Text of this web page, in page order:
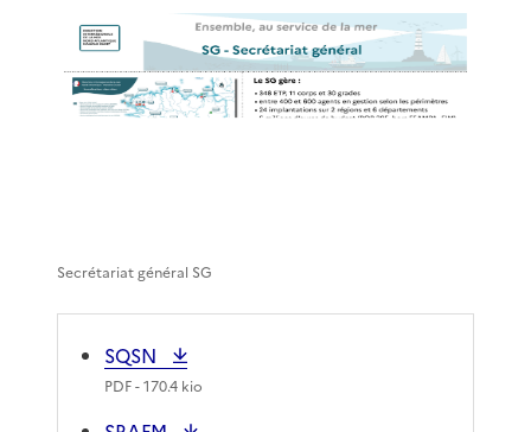
Secrétariat général SG
SQSN
PDF- 170.4 kio